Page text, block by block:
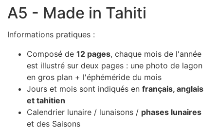
Nouveautés
Informations
Nous contacter
A5 - Made in Tahiti
Informations pratiques :
Composé de 12 pages, chaque mois de l'année
est illustré sur deux pages : une photo de lagon
en gros plan + l'éphéméride du mois
Jours et mois sont indiqués en français, anglais
et tahitien
Calendrier lunaire / lunaisons / phases lunaires
et des Saisons